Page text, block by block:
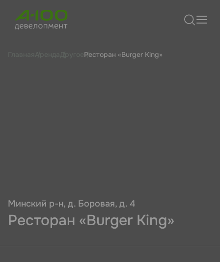
Ресторан «Burger King»
Минский р-н, д. Боровая, д. 4
Ресторан «Burger King»